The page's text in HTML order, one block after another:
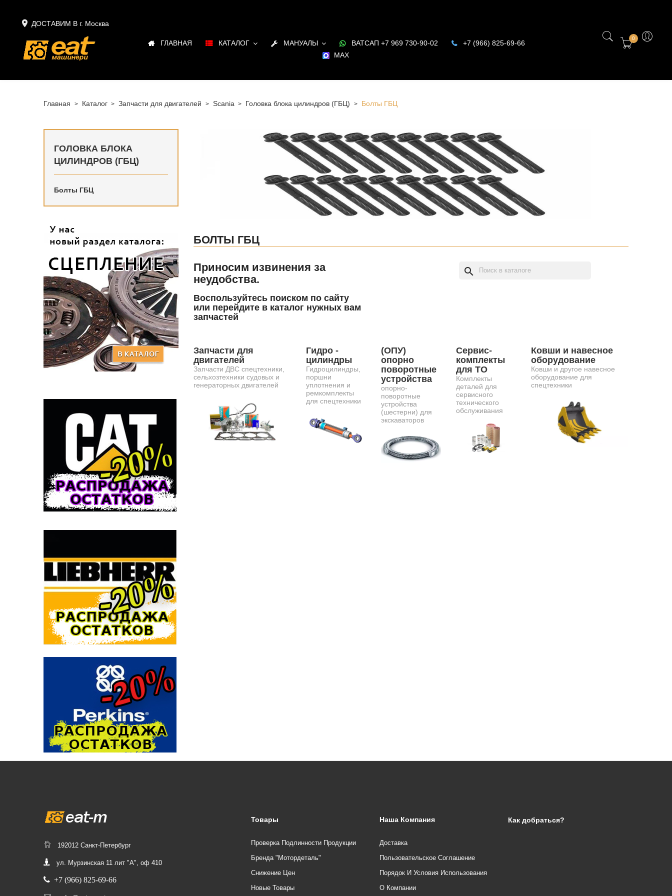
 ДОСТАВИМ В г. Москва
ГЛАВНАЯ КАТАЛОГ МАНУАЛЫ ВАТСАП +7 969 730-90-02
+7 (966) 825-69-66
MAX
0
Главная Каталог Запчасти для двигателей Scania Головка блока цилиндров (ГБЦ) Болты ГБЦ
ГОЛОВКА БЛОКА
ЦИЛИНДРОВ (ГБЦ)
Болты ГБЦ
Купить в Санкт-Петербурге Болты ГБЦ для двигателя Scania в
БОЛТЫ ГБЦ
Приносим извинения за
неудобства.
Воспользуйтесь поиском по сайту
или перейдите в каталог нужных вам
запчастей
search
Запчасти для
двигателей
Запчасти ДВС спецтехники,
сельхозтехники судовых и
генераторных двигателей
Гидро -
цилиндры
Гидроцилиндры,
поршни
уплотнения и
ремкомплекты
для спецтехники
(ОПУ)
опорно
поворотные
устройства
опорно-
поворотные
устройства
(шестерни) для
экскаваторов
Сервис-
комплекты
для ТО
Комплекты
деталей для
сервисного
технического
обслуживания
Ковши и навесное
оборудование
Ковши и другое навесное
оборудование для
спецтехники
192012 Санкт-Петербург
ул. Мурзинская 11 лит "А", оф 410
+7 (966) 825-69-66
Товары
Проверка Подлинности Продукции
Бренда "Мотордеталь"
Снижение Цен
Новые Товары
Наша Компания
Доставка
Пользовательское Соглашение
Порядок И Условия Использования
О Компании
Как добраться?